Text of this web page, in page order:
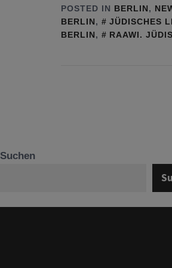
POSTED IN BERLIN,
BERLIN, JÜDISCHES
BERLIN, RAAWI.
Suchen